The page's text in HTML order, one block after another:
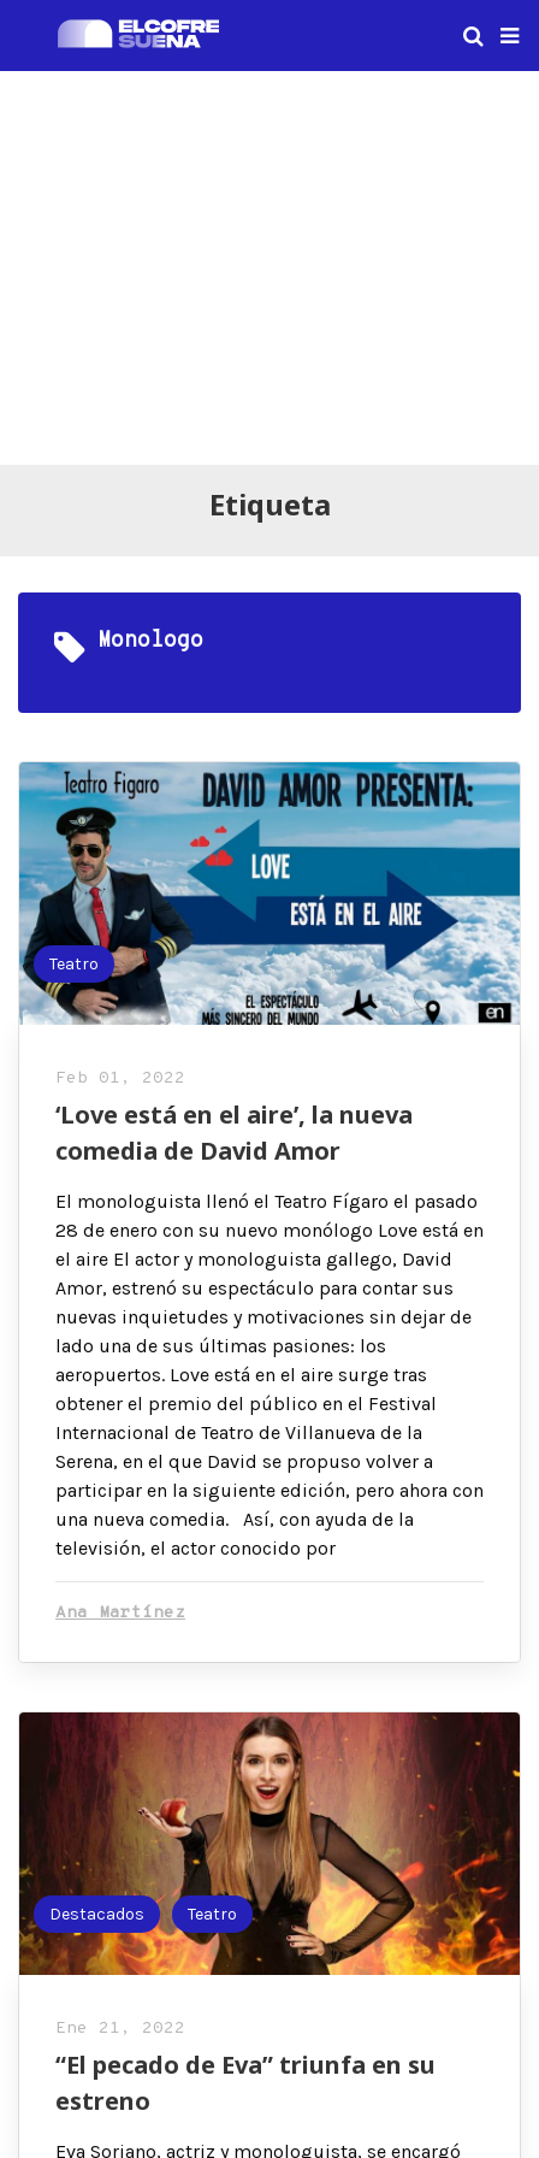
Etiqueta
Monologo
Teatro
Feb 01, 2022
‘Love está en el aire’, la nueva
comedia de David Amor
El monologuista llenó el Teatro Fígaro el pasado
28 de enero con su nuevo monólogo Love está en
el aire El actor y monologuista gallego, David
Amor, estrenó su espectáculo para contar sus
nuevas inquietudes y motivaciones sin dejar de
lado una de sus últimas pasiones: los
aeropuertos. Love está en el aire surge tras
obtener el premio del público en el Festival
Internacional de Teatro de Villanueva de la
Serena, en el que David se propuso volver a
participar en la siguiente edición, pero ahora con
una nueva comedia. Así, con ayuda de la
televisión, el actor conocido por
Ana Martínez
Destacados Teatro
Ene 21, 2022
“El pecado de Eva” triunfa en su
estreno
Eva Soriano, actriz y monologuista, se encargó